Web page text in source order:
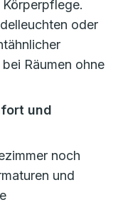
oder
Räumen ohne
und
noch
und